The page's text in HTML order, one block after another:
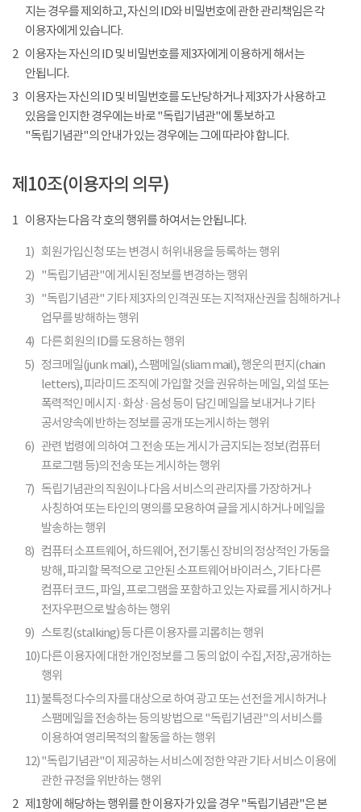
지는 경우를 제외하고, 자신의 ID와 비밀번호에 관한 관리책임은 각
이용자에게 있습니다.
2 이용자는 자신의 ID 및 비밀번호를 제3자에게 이용하게 해서는
안됩니다.
3 이용자는 자신의 ID 및 비밀번호를 도난당하거나 제3자가 사용하고
있음을 인지한 경우에는 바로 "독립기념관"에 통보하고
"독립기념관"의 안내가 있는 경우에는 그에 따라야 합니다.
제10조(이용자의 의무)
1 이용자는 다음 각 호의 행위를 하여서는 안됩니다.
1) 회원가입신청 또는 변경시 허위내용을 등록하는 행위
2) "독립기념관"에 게시된 정보를 변경하는 행위
3) "독립기념관" 기타 제3자의 인격권 또는 지적재산권을 침해하거나
업무를 방해하는 행위
4) 다른 회원의 ID를 도용하는 행위
5) 정크메일(junk mail), 스팸메일(sliam mail), 행운의 편지(chain
letters), 피라미드 조직에 가입할 것을 권유하는 메일, 외설 또는
폭력적인 메시지 · 화상 · 음성 등이 담긴 메일을 보내거나 기타
공서양속에 반하는 정보를 공개 또는게시하는 행위
6) 관련 법령에 의하여 그 전송 또는 게시가 금지되는 정보(컴퓨터
프로그램 등)의 전송 또는 게시하는 행위
7) 독립기념관의 직원이나 다음 서비스의 관리자를 가장하거나
사칭하여 또는 타인의 명의를 모용하여 글을 게시하거나 메일을
발송하는 행위
8) 컴퓨터 소프트웨어, 하드웨어, 전기통신 장비의 정상적인 가동을
방해, 파괴할 목적으로 고안된 소프트웨어 바이러스, 기타 다른
컴퓨터 코드, 파일, 프로그램을 포함하고 있는 자료를 게시하거나
전자우편으로 발송하는 행위
9) 스토킹(stalking) 등 다른 이용자를 괴롭히는 행위
10)다른 이용자에 대한 개인정보를 그 동의 없이 수집,저장,공개하는
행위
11)불특정 다수의 자를 대상으로 하여 광고 또는 선전을 게시하거나
스팸메일을 전송하는 등의 방법으로 "독립기념관"의 서비스를
이용하여 영리목적의 활동을 하는 행위
12)"독립기념관"이 제공하는 서비스에 정한 약관 기타 서비스 이용에
관한 규정을 위반하는 행위
2 제1항에 해당하는 행위를 한 이용자가 있을 경우 "독립기념관"은 본